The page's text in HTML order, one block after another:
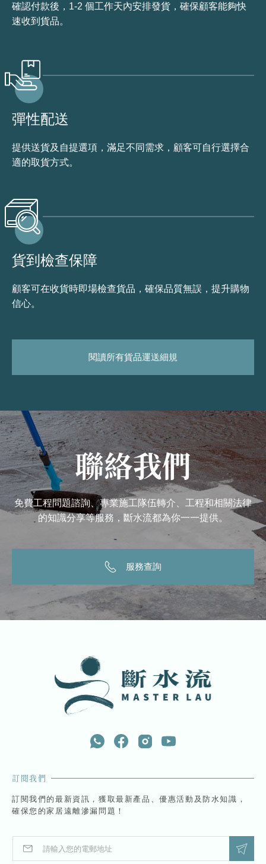
確認付款後，1-2 個工作天內安排發貨，確保顧客能夠快
速收到貨品。
彈性配送
提供送貨及自提選項，滿足不同需求，顧客可自行選擇合
適的取貨方式。
貨到檢查保障
顧客可在收貨時即場檢查貨品，確保品質無誤，提升購物
信心。
閱讀所有貨品運送細規
聯絡我們
免費工程問題諮詢、專業施工隊伍轉介、工程和相關法律
的知識分享等服務，斷水流都為你一一提供。
服務查詢
訂閱我們
訂閱我們的最新資訊，獲取最新產品、優惠活動及防水知識，
確保您的家居遠離滲漏問題！